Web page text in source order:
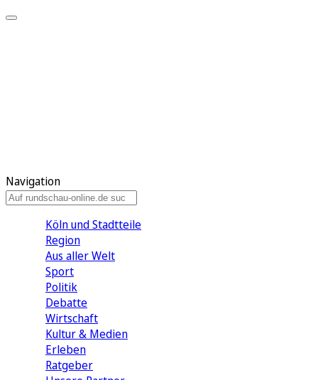
Navigation
Köln und Stadtteile
Region
Aus aller Welt
Sport
Politik
Debatte
Wirtschaft
Kultur & Medien
Erleben
Ratgeber